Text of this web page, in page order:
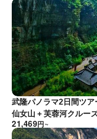
武隆パノラマ2日間ツ
仙女山 + 芙蓉河クルー
円
21,469 ~